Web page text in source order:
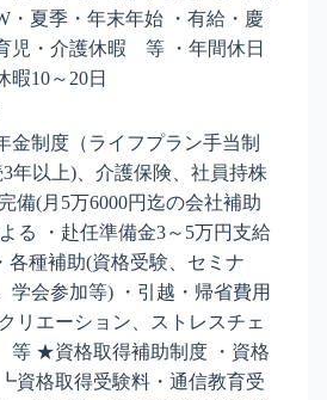
・夏季・年末年始 ・有給・慶
児・介護休暇 等 ・年間休日
暇10～20日
金制度（ライフプラン手当制
年以上)、介護保険、社員持株
備(月5万6000円迄の会社補助
・赴任準備金3～5万円支給
各種補助(資格受験、セミナ
学会参加等) ・引越・帰省費用
リエーション、ストレスチェ
等 ★資格取得補助制度 ・資格
格取得受験料・通信教育受